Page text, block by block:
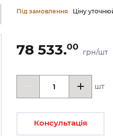
Під замовлення Ціну
78 533.00
грн/шт
шт
Консультація